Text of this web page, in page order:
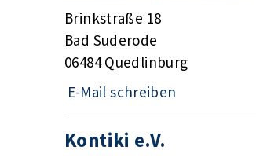
Brinkstraße 18
Bad Suderode
06484 Quedlinburg
E-Mail schreiben
Kontiki e.V.